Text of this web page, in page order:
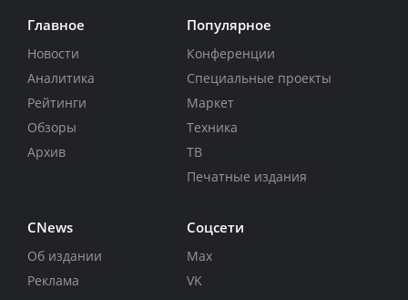
Главное
Новости
Аналитика
Рейтинги
Обзоры
Архив
Популярное
Конференции
Специальные проекты
Маркет
Техника
ТВ
Печатные издания
CNews
Об издании
Реклама
Соцсети
Max
VK